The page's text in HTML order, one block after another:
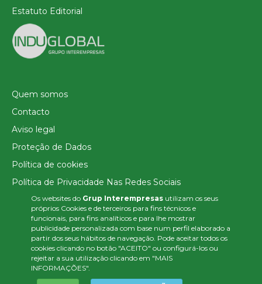
Os websites do Grup Interempresasutilizam os seus
próprios Cookies e de terceiros para fins técnicos e
funcionais, para fins analíticos e para lhe mostrar
publicidade personalizada com base num perfil elaborado a
partir dos seus hábitos de navegação. Pode aceitar todos os
cookies clicando no botão "ACEITO" ou configurá-los ou
rejeitar a sua utilização clicando em "MAIS
INFORMAÇÕES".
Estatuto Editorial
Quem somos
Contacto
Aviso legal
Proteção de Dados
Política de cookies
Política de Privacidade Nas Redes Sociais
Canal de denúncias
Colaborações editoriais